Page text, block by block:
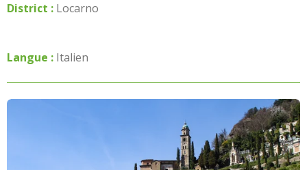
District : Locarno
Langue : Italien